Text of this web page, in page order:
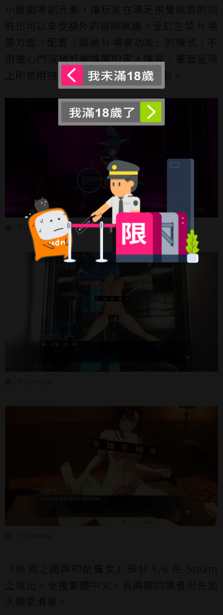
小遊戲等副元素，讓玩家在滿足視覺感官的同
時也可以享受額外的冒險樂趣。至於主菜 H 場
景方面，配置「跳過 H 場景功能」的模式，不
用擔心門沒鎖好被誤闖的家人撞見，畫面呈現
上則使用特殊著色器設計和相機切割。
圖／Playmeow
《終焉之國與初始魔女》預計 6/6 在 Steam
上推出，支援繁體中文，有興趣的讀者可先加
入願望清單。